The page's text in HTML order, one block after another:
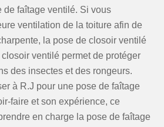
de faîtage ventilé. Si vous
ventilation de la toiture afin de
la pose de closoir ventilé
ventilé permet de protéger
des insectes et des rongeurs.
à R.J pour une pose de faîtage
faire et son expérience, ce
en charge la pose de faîtage